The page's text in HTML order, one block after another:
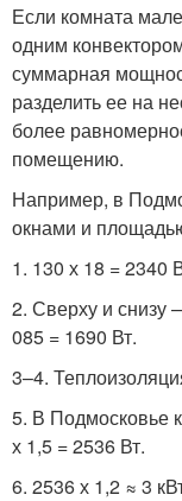
Если комната
одним
суммарная
разделить ее на
более
помещению.
Например, в
окнами и
1. 130 х 18 = 2340
2. Сверху и снизу
085 = 1690 Вт.
3–4.
5. В Подмосковье
х 1,5 = 2536 Вт.
6. 2536 х 1,2 ≈ 3